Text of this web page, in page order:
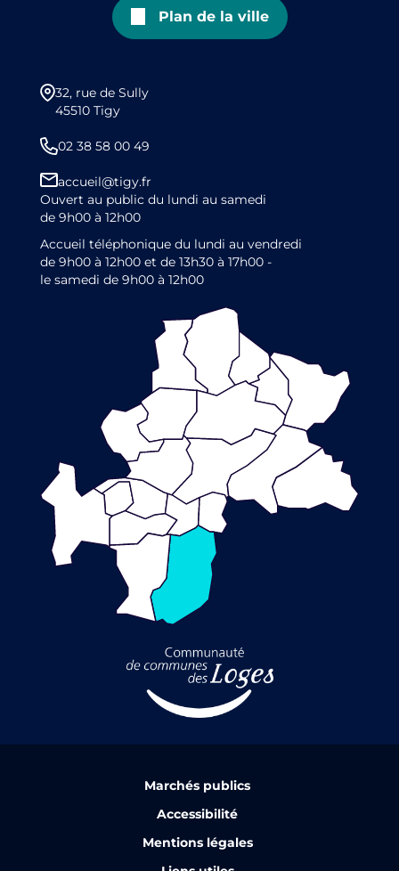
Plan de la ville
32, rue de Sully
45510 Tigy
02 38 58 00 49
accueil@tigy.fr
Ouvert au public du lundi au samedi
de 9h00 à 12h00
Accueil téléphonique du lundi au vendredi
de 9h00 à 12h00 et de 13h30 à 17h00 -
le samedi de 9h00 à 12h00
Marchés publics
Accessibilité
Mentions légales